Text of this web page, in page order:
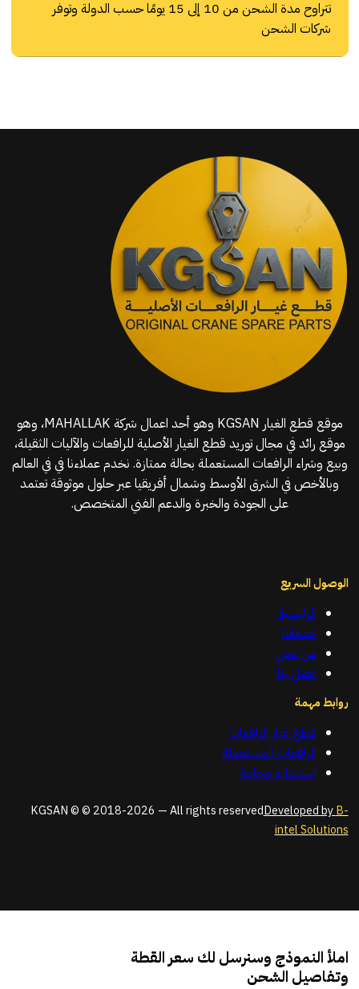
تتراوح مدة الشحن من 10 إلى 15 يومًا حسب الدولة وتوفر
شركات الشحن
موقع قطع الغيار KGSAN وهو أحد اعمال شركة MAHALLAK، وهو
موقع رائد في مجال توريد قطع الغيار الأصلية للرافعات والآليات الثقيلة،
وبيع وشراء الرافعات المستعملة بحالة ممتازة. نخدم عملاءنا في في العالم
وبالأخص في الشرق الأوسط وشمال أفريقيا عبر حلول موثوقة تعتمد
على الجودة والخبرة والدعم الفني المتخصص.
الوصول السريع
الرئيسية
خدماتنا
من نحن
اتصل بنا
روابط مهمة
قطع غيار الرافعات
الرافعات المستعملة
استشارة مجانية
KGSAN © © 2018-2026 — All rights reservedDeveloped byB-
intel Solutions
املأ النموذج وسنرسل لك سعر القطة
وتفاصيل الشحن